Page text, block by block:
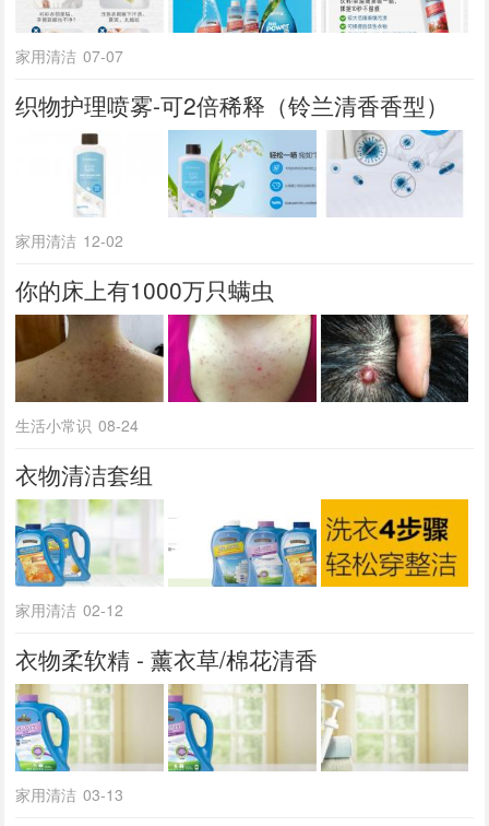
家用清洁 07-07
织物护理喷雾-可2倍稀释（铃兰清香香型）
家用清洁 12-02
你的床上有1000万只螨虫
生活小常识 08-24
衣物清洁套组
家用清洁 02-12
衣物柔软精 - 薰衣草/棉花清香
家用清洁 03-13